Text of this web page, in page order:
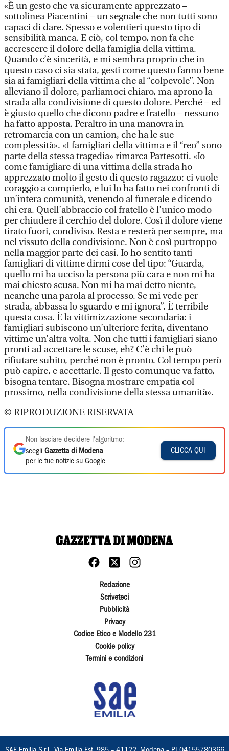
«È un gesto che va sicuramente apprezzato –
sottolinea Piacentini – un segnale che non tutti sono
capaci di dare. Spesso e volentieri questo tipo di
sensibilità manca. E ciò, col tempo, non fa che
accrescere il dolore della famiglia della vittima.
Quando c’è sincerità, e mi sembra proprio che in
questo caso ci sia stata, gesti come questo fanno bene
sia ai famigliari della vittima che al “colpevole”. Non
alleviano il dolore, parliamoci chiaro, ma aprono la
strada alla condivisione di questo dolore. Perché – ed
è giusto quello che dicono padre e fratello – nessuno
ha fatto apposta. Peraltro in una manovra in
retromarcia con un camion, che ha le sue
complessità». «I famigliari della vittima e il “reo” sono
parte della stessa tragedia» rimarca Partesotti. «Io
come famigliare di una vittima della strada ho
apprezzato molto il gesto di questo ragazzo: ci vuole
coraggio a compierlo, e lui lo ha fatto nei confronti di
un’intera comunità, venendo al funerale e dicendo
chi era. Quell’abbraccio col fratello è l’unico modo
per chiudere il cerchio del dolore. Così il dolore viene
tirato fuori, condiviso. Resta e resterà per sempre, ma
nel vissuto della condivisione. Non è così purtroppo
nella maggior parte dei casi. Io ho sentito tanti
famigliari di vittime dirmi cose del tipo: “Guarda,
quello mi ha ucciso la persona più cara e non mi ha
mai chiesto scusa. Non mi ha mai detto niente,
neanche una parola al processo. Se mi vede per
strada, abbassa lo sguardo e mi ignora”. È terribile
questa cosa. È la vittimizzazione secondaria: i
famigliari subiscono un’ulteriore ferita, diventano
vittime un’altra volta. Non che tutti i famigliari siano
pronti ad accettare le scuse, eh? C’è chi le può
rifiutare subito, perché non è pronto. Col tempo però
può capire, e accettarle. Il gesto comunque va fatto,
bisogna tentare. Bisogna mostrare empatia col
prossimo, nella condivisione della stessa umanità».
© RIPRODUZIONE RISERVATA
Non lasciare decidere l'algoritmo:
scegli Gazzetta di Modena
per le tue notizie su Google
CLICCA QUI
Redazione
Scriveteci
Pubblicità
Privacy
Codice Etico e Modello 231
Cookie policy
Termini e condizioni